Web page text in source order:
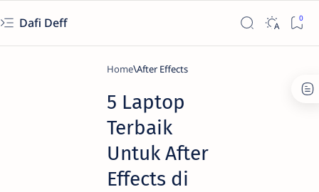
Dafi Deff
Home After Effects
5 Laptop
Terbaik
Untuk After
Effects di